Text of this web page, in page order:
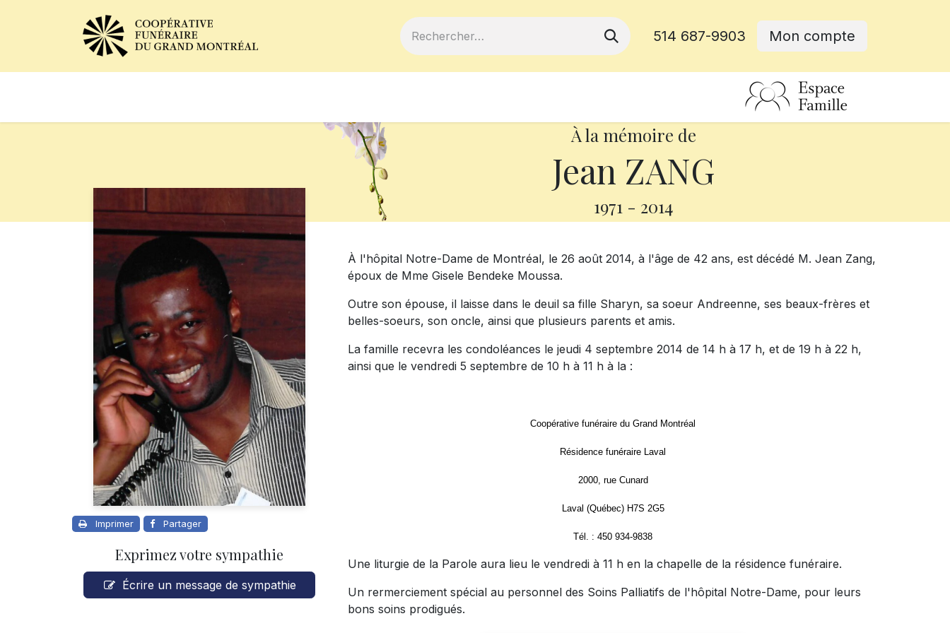
514 687-9903 Mon compte
À la mémoire de
Jean ZANG
1971 - 2014
Imprimer Partager
Exprimez votre sympathie
Écrire un message de sympathie
À l'hôpital Notre-Dame de Montréal, le 26 août 2014, à l'âge de 42 ans, est décédé M. Jean Zang,
époux de Mme Gisele Bendeke Moussa.
Outre son épouse, il laisse dans le deuil sa fille Sharyn, sa soeur Andreenne, ses beaux-frères et
belles-soeurs, son oncle, ainsi que plusieurs parents et amis.
La famille recevra les condoléances le jeudi 4 septembre 2014 de 14 h à 17 h, et de 19 h à 22 h,
ainsi que le vendredi 5 septembre de 10 h à 11 h à la :
Coopérative funéraire du Grand Montréal
Résidence funéraire Laval
2000, rue Cunard
Laval (Québec) H7S 2G5
Tél. : 450 934-9838
Une liturgie de la Parole aura lieu le vendredi à 11 h en la chapelle de la résidence funéraire.
Un rermerciement spécial au personnel des Soins Palliatifs de l'hôpital Notre-Dame, pour leurs
bons soins prodigués.